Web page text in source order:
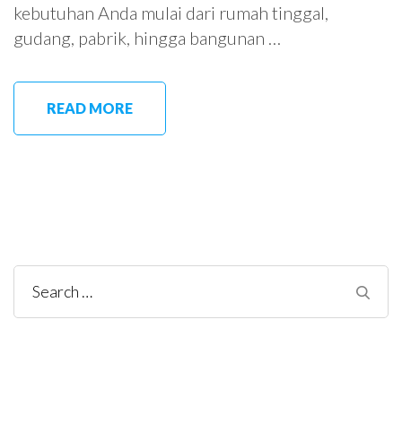
kebutuhan Anda mulai dari rumah tinggal,
gudang, pabrik, hingga bangunan …
READ MORE
Search
for: